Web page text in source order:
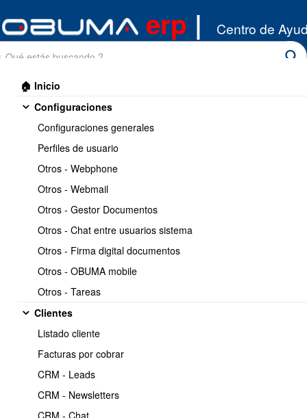
erp | Centro de
🏠 Inicio
Configuraciones
Configuraciones generales
Perfiles de usuario
Otros - Webphone
Otros - Webmail
Otros - Gestor Documentos
Otros - Chat entre usuarios sistema
Otros - Firma digital documentos
Otros - OBUMA mobile
Otros - Tareas
Clientes
Listado cliente
Facturas por cobrar
CRM - Leads
CRM - Newsletters
CRM - Chat
Clientes
CLIENTES
1.- Listado cliente
1.- Crear clientes